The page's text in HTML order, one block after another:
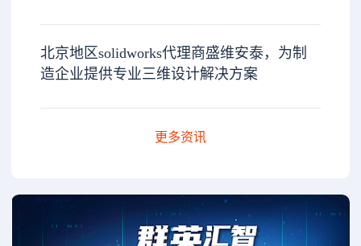
北京地区solidworks代理商盛维安泰，为制
造企业提供专业三维设计解决方案
更多资讯